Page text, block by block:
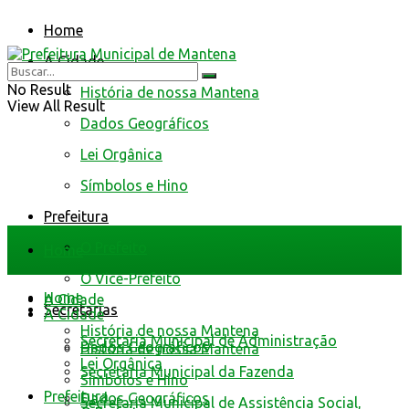
Home
A Cidade
História de nossa Mantena
Dados Geográficos
Lei Orgânica
Símbolos e Hino
Prefeitura
O Vice-Prefeito
Secretarias
Secretaria Municipal de Administração
Secretaria Municipal da Fazenda
Secretaria Municipal de Assistência Social,
No Result
View All Result
Home
A Cidade
História de nossa Mantena
Dados Geográficos
Home
A Cidade
História de nossa Mantena
Dados Geográficos
Lei Orgânica
Símbolos e Hino
Prefeitura